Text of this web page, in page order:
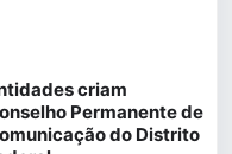
criam
Permanente de
do Distrito